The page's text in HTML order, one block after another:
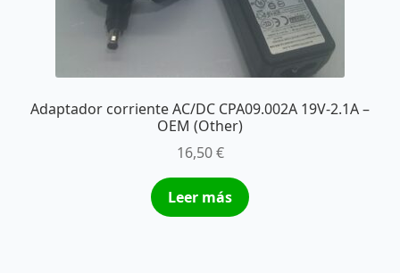
Adaptador corriente AC/DC CPA09.002A 19V-2.1A –
OEM (Other)
16,50€
Leer más